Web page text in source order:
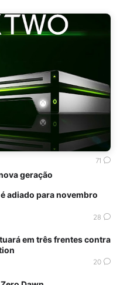
geração
71
adiado para novembro
28
em três frentes contra
20